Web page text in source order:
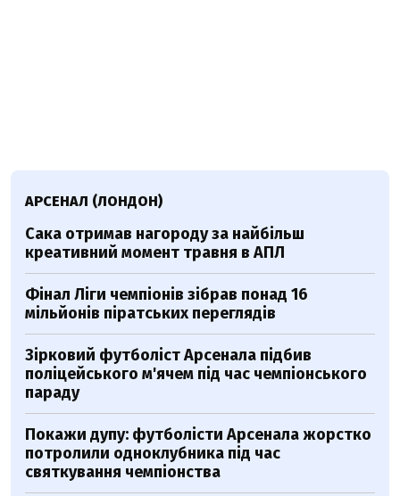
АРСЕНАЛ (ЛОНДОН)
Сака отримав нагороду за найбільш
креативний момент травня в АПЛ
Фінал Ліги чемпіонів зібрав понад 16
мільйонів піратських переглядів
Зірковий футболіст Арсенала підбив
поліцейського м'ячем під час чемпіонського
параду
Покажи дупу: футболісти Арсенала жорстко
потролили одноклубника під час
святкування чемпіонства